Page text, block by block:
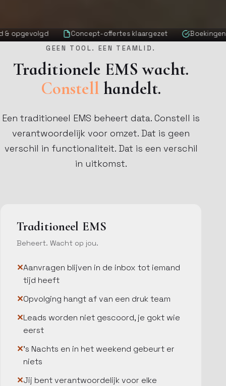
Concept-offertes klaargezet
Boekingen bevestigd, ook
GEEN TOOL. EEN TEAMLID.
Traditionele EMS wacht.
Constell handelt.
Een traditioneel EMS beheert data. Constell is
verantwoordelijk voor omzet. Dat is geen
verschil in functionaliteit. Dat is een verschil
in uitkomst.
Traditioneel EMS
Beheert. Wacht op jou.
Aanvragen blijven in de inbox tot iemand
tijd heeft
Opvolging hangt af van een druk team
Leads worden niet gescoord, je gokt wie
eerst
's Nachts en in het weekend gebeurt er
niets
Jij bent verantwoordelijk voor elke